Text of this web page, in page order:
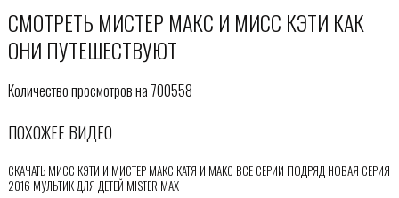
СМОТРЕТЬ МИСТЕР МАКС И МИСС КЭТИ КАК
ОНИ ПУТЕШЕСТВУЮТ
Количество просмотров на 700558
ПОХОЖЕЕ ВИДЕО
СКАЧАТЬ МИСС КЭТИ И МИСТЕР МАКС КАТЯ И МАКС ВСЕ СЕРИИ ПОДРЯД НОВАЯ СЕРИЯ
2016 МУЛЬТИК ДЛЯ ДЕТЕЙ MISTER MAX